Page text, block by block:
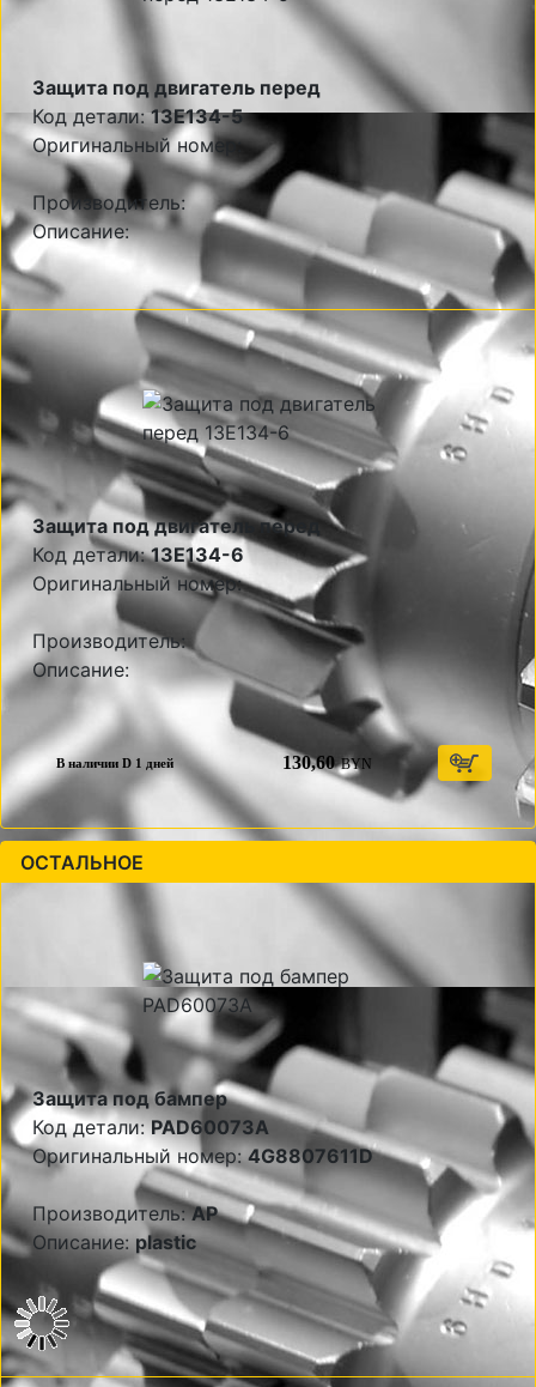
Защита под двигатель перед
Код детали:13E134-5
Оригинальный номер:
Производитель:
Описание:
Защита под двигатель перед
Код детали:13E134-6
Оригинальный номер:
Производитель:
Описание:
В наличии D 1 дней 130,60 BYN
ОСТАЛЬНОЕ
Защита под бампер
Код детали:PAD60073A
Оригинальный номер:4G8807611D
Производитель:AP
Описание:plastic